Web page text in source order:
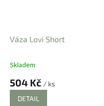
Váza Lovi Short
Průměrné
produktu
Skladem
504 Kč / ks
DETAIL